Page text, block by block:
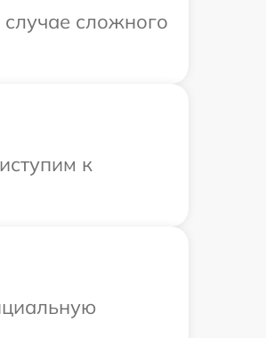
случае сложного
к